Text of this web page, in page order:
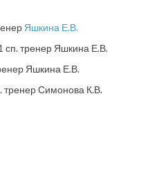
Яшкина Е.В.
сп. тренер Яшкина Е.В.
Яшкина Е.В.
тренер Симонова К.В.